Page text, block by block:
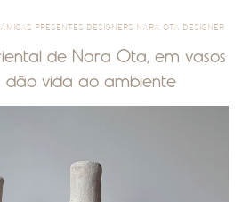
PRESENTES DESIGNERS NARA OTA DESIGNER
de Nara Ota, em vasos
dão vida ao ambiente